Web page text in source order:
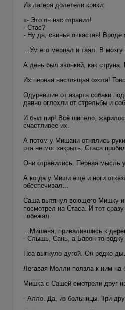
Из лагеря долетели крики:
«- Это он нас отравил!
- Стас?
- Ну да, свинья очкастая!
…Ум его мерцал и таял. В
А день был звонкий, как
Их первая настоящая охота!
Одуревшие от азарта собаки
давно оглохли от стрельбы и
И был пир! Всё шипело,
счастливее их.
А потом у Мишани отнялись
рта не мог закрыть. Стаса
Они отравились. Первая мысль
А когда у Миши еще и ноги
обеспечивал…
Саша вытянул воющего Мишку
посмотрел на Стаса. И тот
побежал.
…Мишаня, привалившись к
- Слышь, Сань, а Барон-то водку
Пса выгнуло дугой. Он редко
Легавая Молли ползла к ним на
Мишка с Сашей смотрели друг
- Алло. Да, из больницы. Три